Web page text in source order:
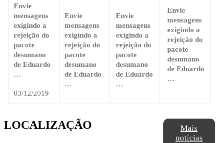
Envie
mensagens
exigindo a
rejeição do
pacote
desumano
de Eduardo
…
03/12/2019
Envie
mensagens
exigindo a
rejeição do
pacote
desumano
de Eduardo
…
Envie
mensagens
exigindo a
rejeição do
pacote
desumano
de Eduardo
…
Envie
mensagens
exigindo a
rejeição do
pacote
desumano
de Eduardo
…
Mais
notícias
LOCALIZAÇÃO